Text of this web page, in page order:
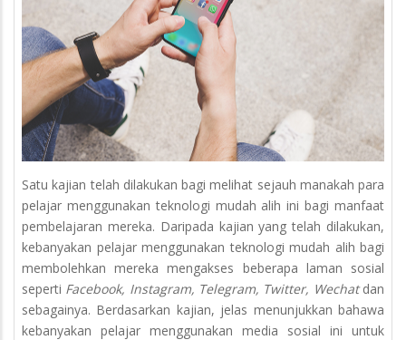
Satu kajian telah dilakukan bagi melihat sejauh manakah para
pelajar menggunakan teknologi mudah alih ini bagi manfaat
pembelajaran mereka. Daripada kajian yang telah dilakukan,
kebanyakan pelajar menggunakan teknologi mudah alih bagi
membolehkan mereka mengakses beberapa laman sosial
seperti Facebook, Instagram, Telegram, Twitter, Wechatdan
sebagainya. Berdasarkan kajian, jelas menunjukkan bahawa
kebanyakan pelajar menggunakan media sosial ini untuk